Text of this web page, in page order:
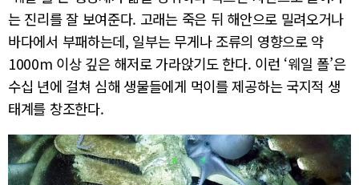
는 진리를 잘 보여준다. 고래는 죽은 뒤 해안으로 밀려오거나
바다에서 부패하는데, 일부는 무게나 조류의 영향으로 약
1000m 이상 깊은 해저로 가라앉기도 한다. 이런 ‘웨일 폴’은
수십 년에 걸쳐 심해 생물들에게 먹이를 제공하는 국지적 생
태계를 창조한다.